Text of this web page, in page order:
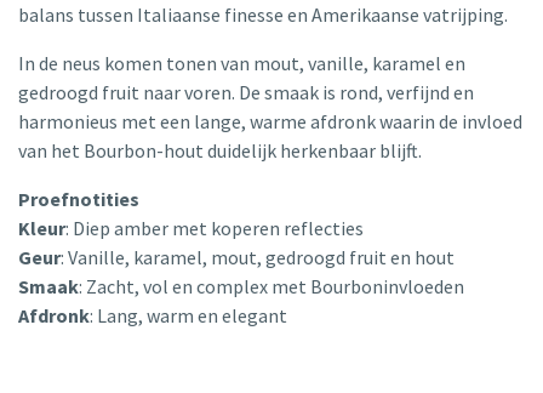
balans tussen Italiaanse finesse en Amerikaanse vatrijping.
In de neus komen tonen van mout, vanille, karamel en
gedroogd fruit naar voren. De smaak is rond, verfijnd en
harmonieus met een lange, warme afdronk waarin de invloed
van het Bourbon-hout duidelijk herkenbaar blijft.
Proefnotities
Kleur: Diep amber met koperen reflecties
Geur: Vanille, karamel, mout, gedroogd fruit en hout
Smaak: Zacht, vol en complex met Bourboninvloeden
Afdronk: Lang, warm en elegant